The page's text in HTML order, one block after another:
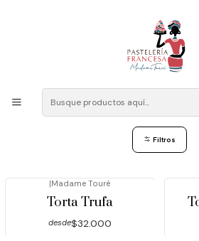
Providencia, Lo Barnechea, Peñalolen, La
Centro. Contacto mensaje WhatsApp: +56
Inicio Sabores
Sabores
Filtros
|Madame Touré
Torta Trufa
desde$32.000